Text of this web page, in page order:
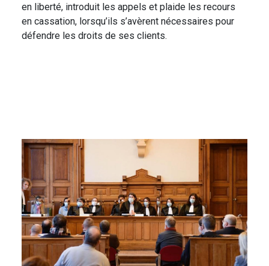
en liberté, introduit les appels et plaide les recours
en cassation, lorsqu’ils s’avèrent nécessaires pour
défendre les droits de ses clients.